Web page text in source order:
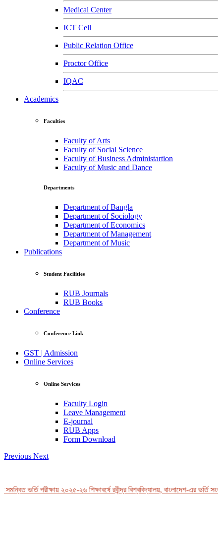
Medical Center
ICT Cell
Public Relation Office
Proctor Office
IQAC
Academics
Faculties
Faculty of Arts
Faculty of Social Science
Faculty of Business Administartion
Faculty of Music and Dance
Departments
Department of Bangla
Department of Sociology
Department of Economics
Department of Management
Department of Music
Publications
Student Facilities
RUB Journals
RUB Books
Conference
Conference Link
GST | Admission
Online Services
Online Services
Faculty Login
Leave Management
E-journal
RUB Apps
Form Download
Previous Next
ভর্তি পরীক্ষায় ২০২৫-২৬ শিক্ষাবর্ষে রবীন্দ্র বিশ্ববিদ্যালয়, বাংলাদেশ-এর ভর্তি